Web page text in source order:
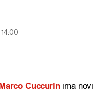
14:00
Marco Cuccurinima novi